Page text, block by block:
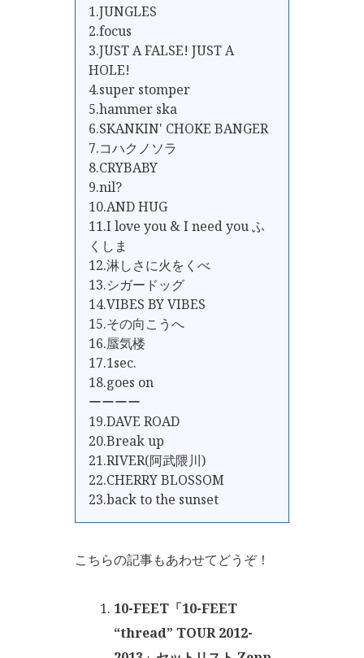
1.JUNGLES
2.focus
3.JUST A FALSE! JUST A
HOLE!
4.super stomper
5.hammer ska
6.SKANKIN' CHOKE BANGER
7.コハクノソラ
8.CRYBABY
9.nil?
10.AND HUG
11.I love you & I need you ふ
くしま
12.淋しさに火をくべ
13.シガードッグ
14.VIBES BY VIBES
15.その向こうへ
16.蜃気楼
17.1sec.
18.goes on
ーーーー
19.DAVE ROAD
20.Break up
21.RIVER(阿武隈川)
22.CHERRY BLOSSOM
23.back to the sunset
こちらの記事もあわせてどうぞ！
10-FEET「10-FEET
“thread” TOUR 2012-